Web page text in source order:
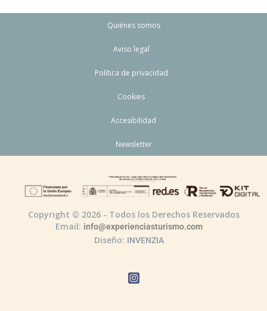
Quiénes somos
Aviso legal
Política de privacidad
Cookies
Accesibilidad
Newsletter
Copyright © 2026 - Todos los Derechos Reservados
Email: info@experienciasturismo.com
Diseño: INVENZIA